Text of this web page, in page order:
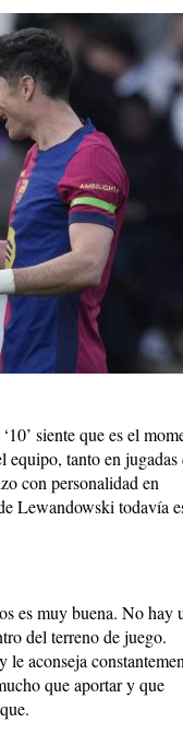
siente que es el
equipo, tanto en jugadas
con personalidad en
Lewandowski todavía
es muy buena. No hay
del terreno de juego.
aconseja
que aportar y que